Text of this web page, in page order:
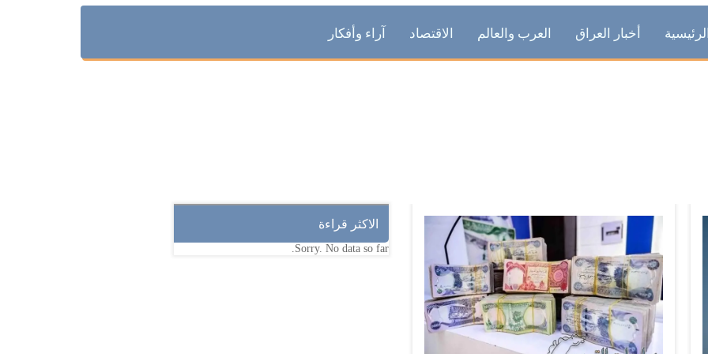
أخبار العراق العرب والعالم الاقتصاد آراء وأفكار
الاكثر قراءة
Sorry. No data so far.